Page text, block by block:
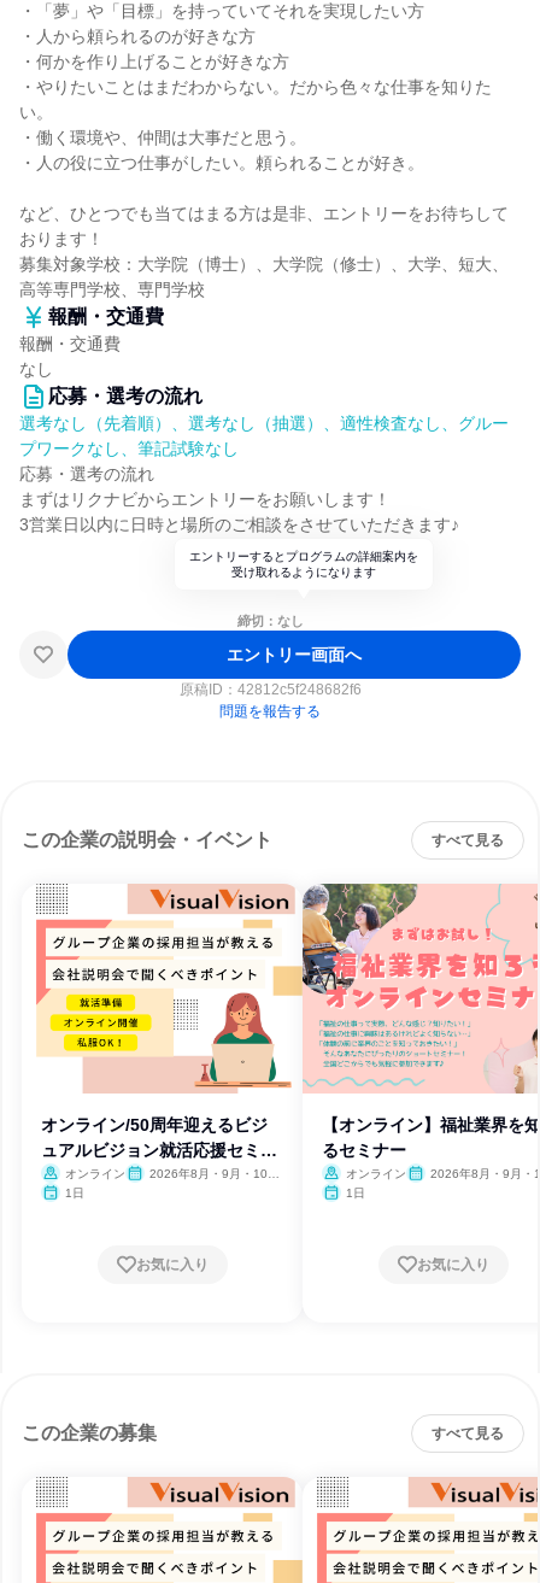
・「夢」や「目標」を持っていてそれを実現したい方
・人から頼られるのが好きな方
・何かを作り上げることが好きな方
・やりたいことはまだわからない。だから色々な仕事を知りた
い。
・働く環境や、仲間は大事だと思う。
・人の役に立つ仕事がしたい。頼られることが好き。
など、ひとつでも当てはまる方は是非、エントリーをお待ちして
おります！
募集対象学校：大学院（博士）、大学院（修士）、大学、短大、
高等専門学校、専門学校
報酬・交通費
報酬・交通費
なし
応募・選考の流れ
選考なし（先着順）、選考なし（抽選）、適性検査なし、グルー
プワークなし、筆記試験なし
応募・選考の流れ
まずはリクナビからエントリーをお願いします！
3営業日以内に日時と場所のご相談をさせていただきます♪
エントリーするとプログラムの詳細案内を
受け取れるようになります
締切：なし
エントリー画面へ
原稿ID： 42812c5f248682f6
問題を報告する
この企業の説明会・イベント すべて見る
オンライン/50周年迎えるビジ
ュアルビジョン就活応援セミナ
ー
オンライン
2026年8月・9月・10
1日
お気に入り
【オンライン】福祉業界を
るセミナー
オンライン
2026年8月・9月・
1日
お気に入り
この企業の募集 すべて見る